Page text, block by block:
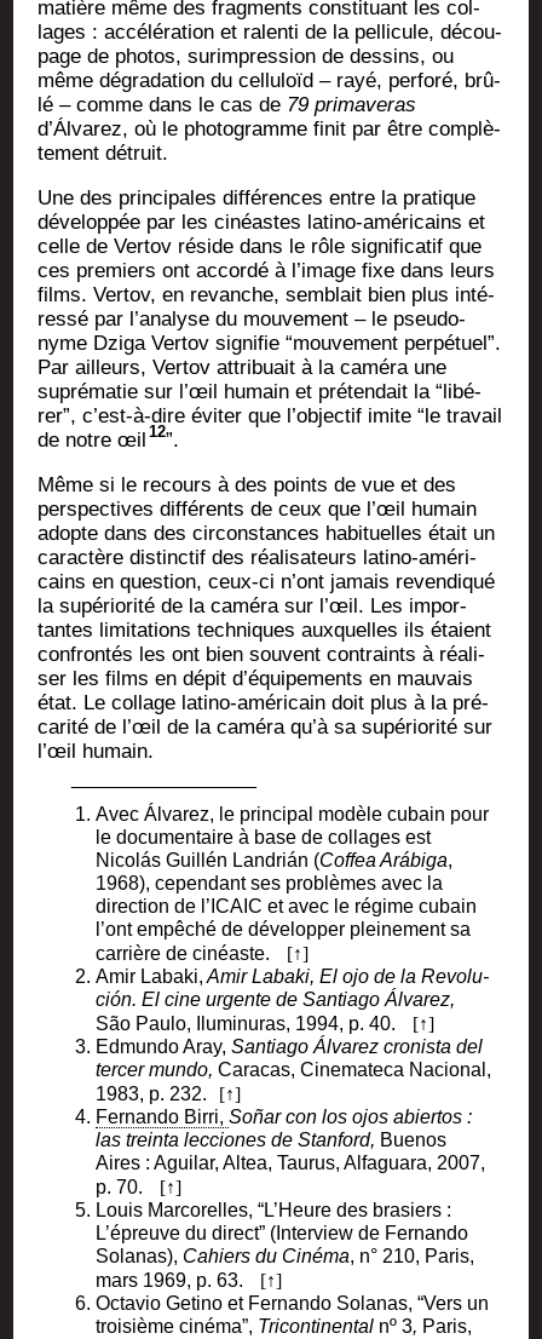
matière même des frag­ments consti­tuant les col­
lages : accé­lé­ra­tion et ralen­ti de la pel­li­cule, décou­
page de pho­tos, sur­im­pres­sion de des­sins, ou
même dégra­da­tion du cel­lu­loïd – rayé, per­fo­ré, brû­
lé – comme dans le cas de 79 pri­ma­ve­ras
d’Álvarez, où le pho­to­gramme finit par être com­plè­
te­ment détruit.
Une des prin­ci­pales dif­fé­rences entre la pra­tique
déve­lop­pée par les cinéastes lati­no-amé­ri­cains et
celle de Ver­tov réside dans le rôle signi­fi­ca­tif que
ces pre­miers ont accor­dé à l’image fixe dans leurs
films. Ver­tov, en revanche, sem­blait bien plus inté­
res­sé par l’analyse du mou­ve­ment – le pseu­do­
nyme Dzi­ga Ver­tov signi­fie “mou­ve­ment per­pé­tuel”.
Par ailleurs, Ver­tov attri­buait à la camé­ra une
supré­ma­tie sur l’œil humain et pré­ten­dait la “libé­
rer”, c’est-à-dire évi­ter que l’objectif imite “le tra­vail
de notre œil 12”.
Même si le recours à des points de vue et des
pers­pec­tives dif­fé­rents de ceux que l’œil humain
adopte dans des cir­cons­tances habi­tuelles était un
carac­tère dis­tinc­tif des réa­li­sa­teurs lati­no-amé­ri­
cains en ques­tion, ceux-ci n’ont jamais reven­di­qué
la supé­rio­ri­té de la camé­ra sur l’œil. Les impor­
tantes limi­ta­tions tech­niques aux­quelles ils étaient
confron­tés les ont bien sou­vent contraints à réa­li­
ser les films en dépit d’équipements en mau­vais
état. Le col­lage lati­no-amé­ri­cain doit plus à la pré­
ca­ri­té de l’œil de la camé­ra qu’à sa supé­rio­ri­té sur
l’œil humain.
Avec Álva­rez, le prin­ci­pal modèle cubain pour
le docu­men­taire à base de col­lages est
Nicolás Guillén Lan­drián (Cof­fea Ará­bi­ga,
1968), cepen­dant ses pro­blèmes avec la
direc­tion de l’ICAIC et avec le régime cubain
l’ont empê­ché de déve­lop­per plei­ne­ment sa
car­rière de cinéaste.
Amir Laba­ki, Amir Laba­ki, El ojo de la Revo­lu­
ción. El cine urgente de San­tia­go Álva­rez,
São Pau­lo, Ilu­mi­nu­ras, 1994, p. 40.
Edmun­do Aray,San­tia­go Álva­rez cro­nis­ta del
ter­cer mun­do,Cara­cas, Cine­ma­te­ca Nacio­nal,
1983, p. 232.
Fer­nan­do Bir­ri,Soñar con los ojos abier­tos :
las trein­ta lec­ciones de Stan­ford, Bue­nos
Aires : Agui­lar, Altea, Tau­rus, Alfa­gua­ra, 2007,
p. 70.
Louis Mar­co­relles, “L’Heure des bra­siers :
L’épreuve du direct” (Inter­view de Fer­nan­do
Sola­nas), Cahiers du Ciné­ma, n° 210, Paris,
mars 1969, p. 63.
Octa­vio Geti­no et Fer­nan­do Sola­nas, “Vers un
troi­sième ciné­ma”, Tri­con­ti­nen­tal nº 3, Paris,